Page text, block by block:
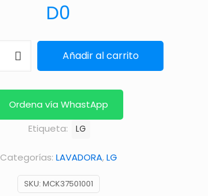
D0
Añadir al carrito
Ordena vía WhastApp
SKU: MCK37501001
Categorías: LAVADORA,LG
Etiqueta: LG